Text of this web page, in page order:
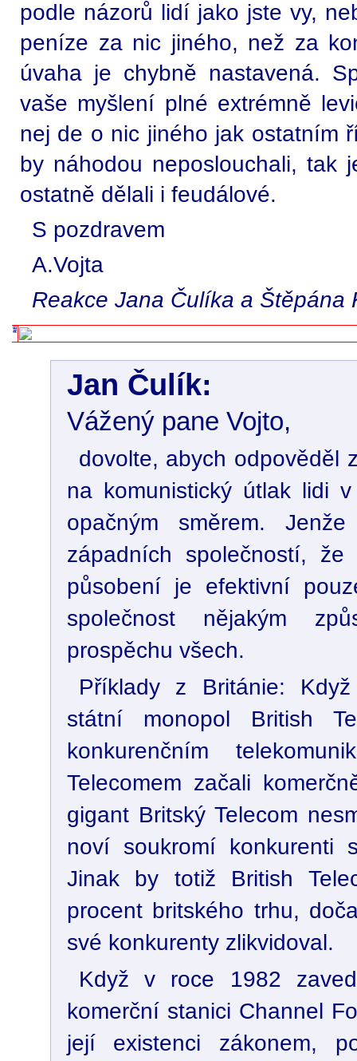
podle názorů lidí jako jste vy,
peníze za nic jiného, než za
úvaha je chybně nastavená.
vaše myšlení plné extrémně
nej de o nic jiného jak ostatním
by náhodou neposlouchali, tak
ostatně dělali i feudálové.
S pozdravem
A.Vojta
Reakce Jana Čulíka a Štěpána
Jan Čulík:
Vážený pane Vojto,
dovolte, abych odpověděl
na komunistický útlak lidi
opačným směrem.
západních společností,
působení je efektivní
společnost nějakým
prospěchu všech.
Příklady z Británie:
státní monopol British
konkurenčním
Telecomem začali
gigant Britský Telecom
noví soukromí konkurenti
Jinak by totiž British
procent britského trhu,
své konkurenty zlikvidoval.
Když v roce 1982
komerční stanici Channel
její existenci zákonem,